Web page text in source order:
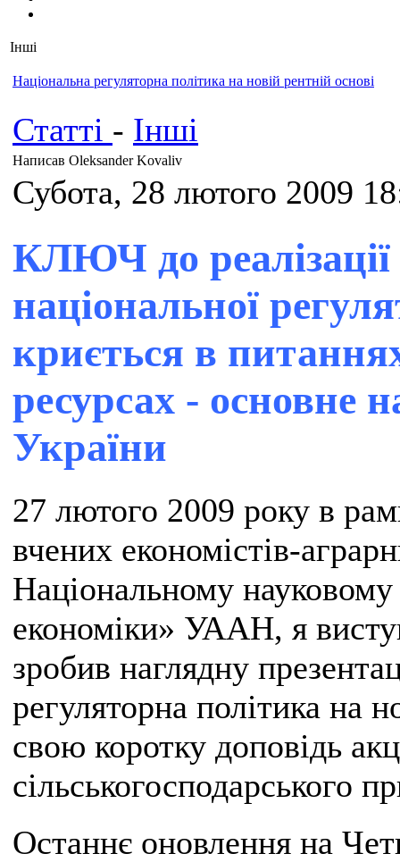
Інші
Національна регуляторна політика на новій рентній основі
Статті - Інші
Написав Oleksander Kovaliv
Субота, 28 лютого 2009
КЛЮЧ до
національної
криється в
ресурсах - основне
України
27 лютого 2009 року в
вчених економістів-
Національному науковому
економіки» УААН, я
зробив наглядну
регуляторна політика на
свою коротку доповідь
сільськогосподарського
Останнє оновлення на